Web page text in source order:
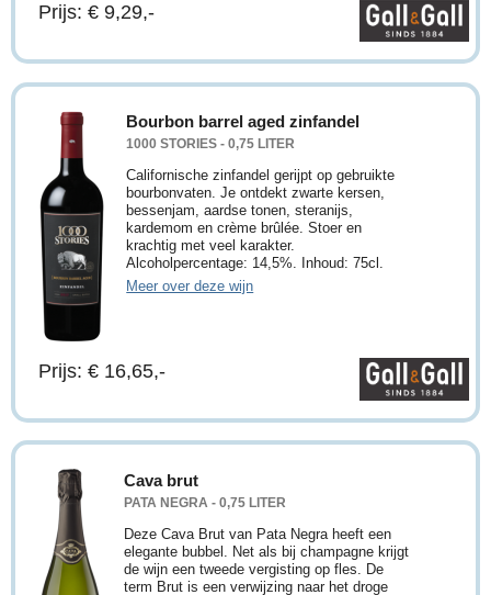
Prijs: € 9,29,-
Bourbon barrel aged zinfandel
1000 STORIES - 0,75 LITER
Californische zinfandel gerijpt op gebruikte
bourbonvaten. Je ontdekt zwarte kersen,
bessenjam, aardse tonen, steranijs,
kardemom en crème brûlée. Stoer en
krachtig met veel karakter.
Alcoholpercentage: 14,5%. Inhoud: 75cl.
Meer over deze wijn
Prijs: € 16,65,-
Cava brut
PATA NEGRA - 0,75 LITER
Deze Cava Brut van Pata Negra heeft een
elegante bubbel. Net als bij champagne krijgt
de wijn een tweede vergisting op fles. De
term Brut is een verwijzing naar het droge